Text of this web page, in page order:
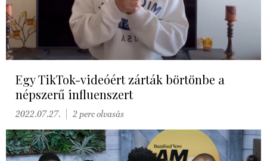
Egy TikTok-videóért zárták börtönbe a
népszerű influenszert
2022.07.27. 2 perc olvasás